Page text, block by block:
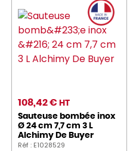
108,42 € HT
Sauteuse bombée inox
Ø 24 cm 7,7 cm 3 L
Alchimy De Buyer
Réf : E1028529